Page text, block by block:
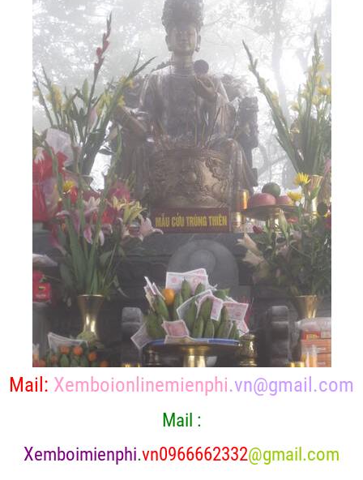
Mail: Xemboionlinemienphi.vn@gmail.com
Mail :
Xemboimienphi.vn0966662332@gmail.com